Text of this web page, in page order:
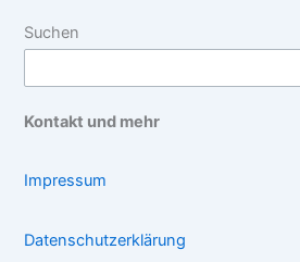
Suchen
Kontakt und mehr
Impressum
Datenschutzerklärung